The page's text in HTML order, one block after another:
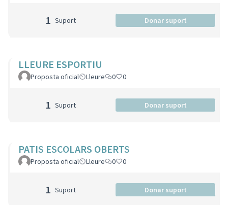
1 Suport Donar suport
LLEURE ESPORTIU
Proposta oficial Lleure 0 0
1 Suport Donar suport
PATIS ESCOLARS OBERTS
Proposta oficial Lleure 0 0
1 Suport Donar suport